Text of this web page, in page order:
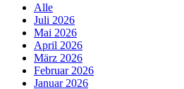
Alle
Juli 2026
Mai 2026
April 2026
März 2026
Februar 2026
Januar 2026